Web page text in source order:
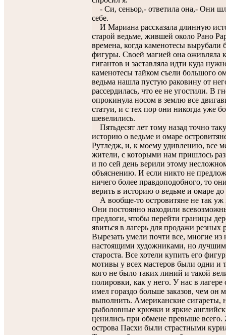
- Си, сеньор,- ответила она,- Они
себе.
И Мариана рассказала длинную
старой ведьме, жившей около Рано
времена, когда каменотесы вырубали
фигуры. Своей магией она оживляла
гигантов и заставляла идти куда
каменотесы тайком съели большого
ведьма нашла пустую раковину от
рассердилась, что ее не угостили. В
опрокинула носом в землю все
статуи, и с тех пор они никогда уже
шевелились.
Пятьдесят лет тому назад точно
историю о ведьме и омаре
Рутледж, и, к моему удивлению, все
жители, с которыми нам пришлось
и по сей день верили этому
объяснению. И если никто не
ничего более правдоподобного, то
верить в историю о ведьме и омаре до
А вообще-то островитяне не так
Они постоянно находили
предлоги, чтобы перейти границы
явиться в лагерь для продажи резных
Вырезать умели почти все, многие
настоящими художниками, но
староста. Все хотели купить его
мотивы у всех мастеров были одни и
кого не было таких линий и такой
полировки, как у него. У нас в лагере
имел гораздо больше заказов, чем он
выполнить. Американские сигареты,
рыболовные крючки и яркие
ценились при обмене превыше
острова Пасхи были страстными